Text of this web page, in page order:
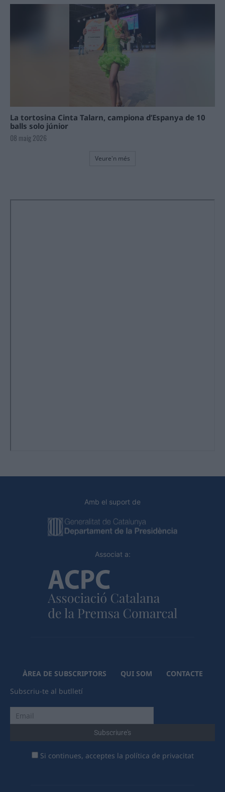
La tortosina Cinta Talarn, campiona d’Espanya de 10
balls solo júnior
08 maig 2026
Veure'n més
Amb el suport de
Associat a:
ÀREA DE SUBSCRIPTORS QUI SOM
CONTACTE
Subscriu-te al butlletí
Si continues, acceptes la política de privacitat